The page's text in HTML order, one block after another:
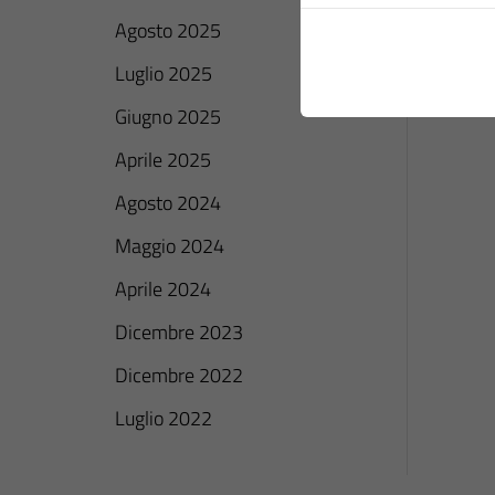
Agosto 2025
Luglio 2025
Giugno 2025
Aprile 2025
Agosto 2024
Maggio 2024
Aprile 2024
Dicembre 2023
Dicembre 2022
Luglio 2022